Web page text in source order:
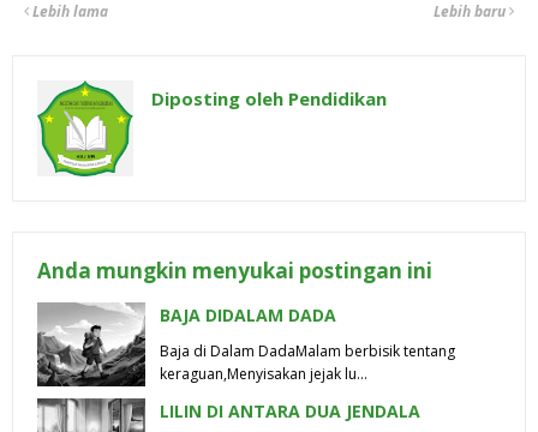
Lebih baru
Lebih lama
Diposting oleh Pendidikan
Anda mungkin menyukai postingan ini
BAJA DIDALAM DADA
Baja di Dalam Dada​Malam berbisik tentang
keraguan,Menyisakan jejak lu…
LILIN DI ANTARA DUA JENDALA